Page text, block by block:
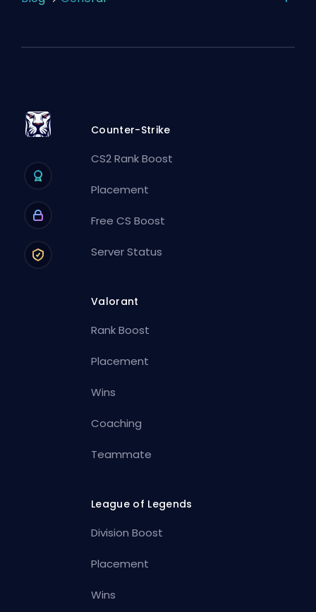
Counter-Strike
CS2 Rank Boost
Placement
Free CS Boost
Server Status
Valorant
Rank Boost
Placement
Wins
Coaching
Teammate
League of Legends
Division Boost
Placement
Wins